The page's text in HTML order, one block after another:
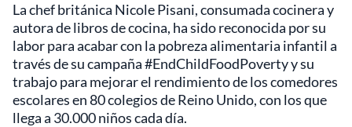
La chef británica Nicole Pisani, consumada cocinera y
autora de libros de cocina, ha sido reconocida por su
labor para acabar con la pobreza alimentaria infantil a
través de su campaña #EndChildFoodPoverty y su
trabajo para mejorar el rendimiento de los comedores
escolares en 80 colegios de Reino Unido, con los que
llega a 30.000 niños cada día.